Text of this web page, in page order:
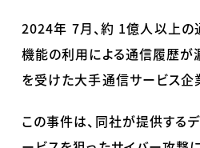
2024年 7月、約 1億人以上の
機能の利用による通信履歴が
を受けた大手通信サービス企
この事件は、同社が提供する